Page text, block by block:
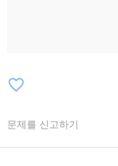
favorite_border
문제를 신고하기